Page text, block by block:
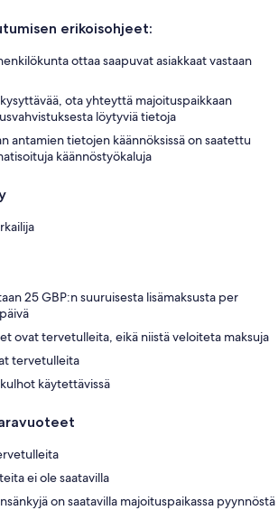
erikoisohjeet:
ottaa saapuvat asiakkaat vastaan
ota yhteyttä majoituspaikkaan
löytyviä tietoja
antamien tietojen käännöksissä on saatettu
käännöstyökaluja
25 GBP:n suuruisesta lisämaksusta per
ovat tervetulleita, eikä niistä veloiteta maksuja
tervetulleita
käytettävissä
ei ole saatavilla
on saatavilla majoituspaikassa pyynnöstä